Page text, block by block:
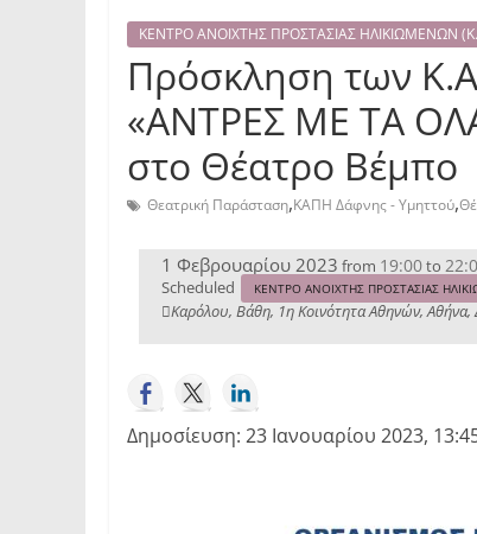
ΚΕΝΤΡΟ ΑΝΟΙΧΤΗΣ ΠΡΟΣΤΑΣΙΑΣ ΗΛΙΚΙΩΜΕΝΩΝ
Πρόσκληση των
«ΑΝΤΡΕΣ ΜΕ ΤΑ
στο Θέατρο Βέμπο
Θεατρική Παράσταση,ΚΑΠΗ Δάφνης - Υμηττού,
1 Φεβρουαρίου 2023 from 19:00to
Scheduled ΚΕΝΤΡΟ ΑΝΟΙΧΤΗΣ ΠΡΟΣΤΑΣΙΑΣ
Καρόλου, Βάθη, 1η Κοινότητα Αθηνών, Αθήνα,
Δημοσίευση: 23 Ιανουαρίου 2023,